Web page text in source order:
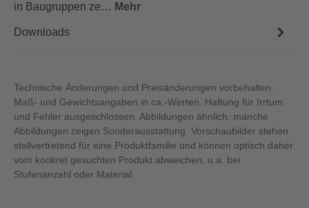
in Baugruppen ze… Mehr
Downloads
Technische Änderungen und Preisänderungen vorbehalten.
Maß- und Gewichtsangaben in ca.-Werten. Haftung für Irrtum
und Fehler ausgeschlossen. Abbildungen ähnlich, manche
Abbildungen zeigen Sonderausstattung. Vorschaubilder stehen
stellvertretend für eine Produktfamilie und können optisch daher
vom konkret gesuchten Produkt abweichen, u.a. bei
Stufenanzahl oder Material.